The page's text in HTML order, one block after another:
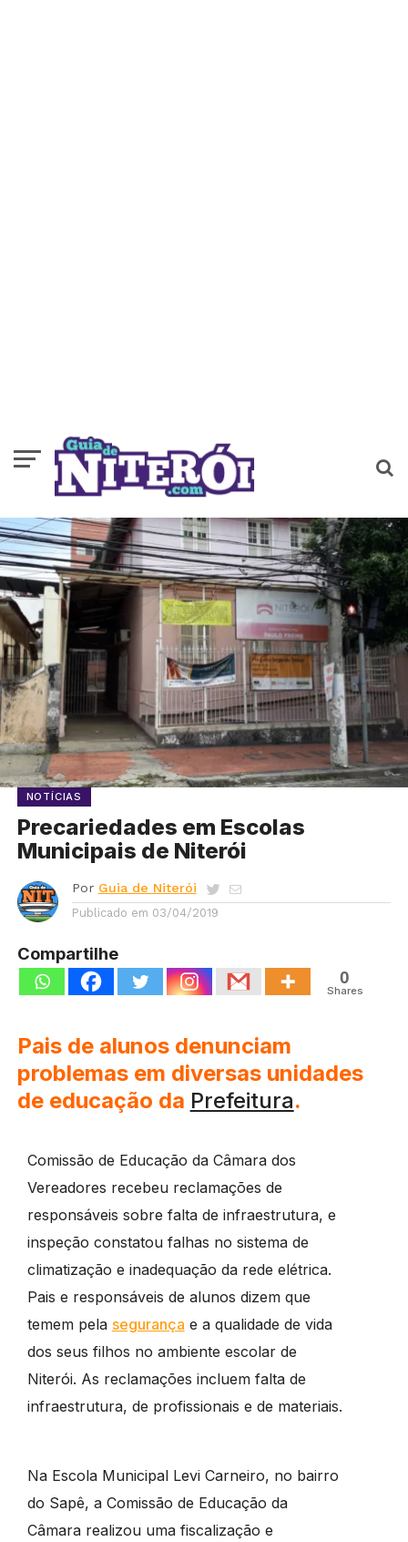
NOTÍCIAS
Precariedades em Escolas
Municipais de Niterói ​
Por Guia de Niterói
Publicado em 03/04/2019
Compartilhe
0
Shares
Pais de alunos denunciam
problemas em diversas unidades
de educação da Prefeitura.
Comissão de Educação da Câmara dos
Vereadores recebeu reclamações de
responsáveis sobre falta de infraestrutura, e
inspeção constatou falhas no sistema de
climatização e inadequação da rede elétrica.
Pais e responsáveis de alunos dizem que
temem pela segurança e a qualidade de vida
dos seus filhos no ambiente escolar de
Niterói. As reclamações incluem falta de
infraestrutura, de profissionais e de materiais.
Na Escola Municipal Levi Carneiro, no bairro
do Sapê, a Comissão de Educação da
Câmara realizou uma fiscalização e